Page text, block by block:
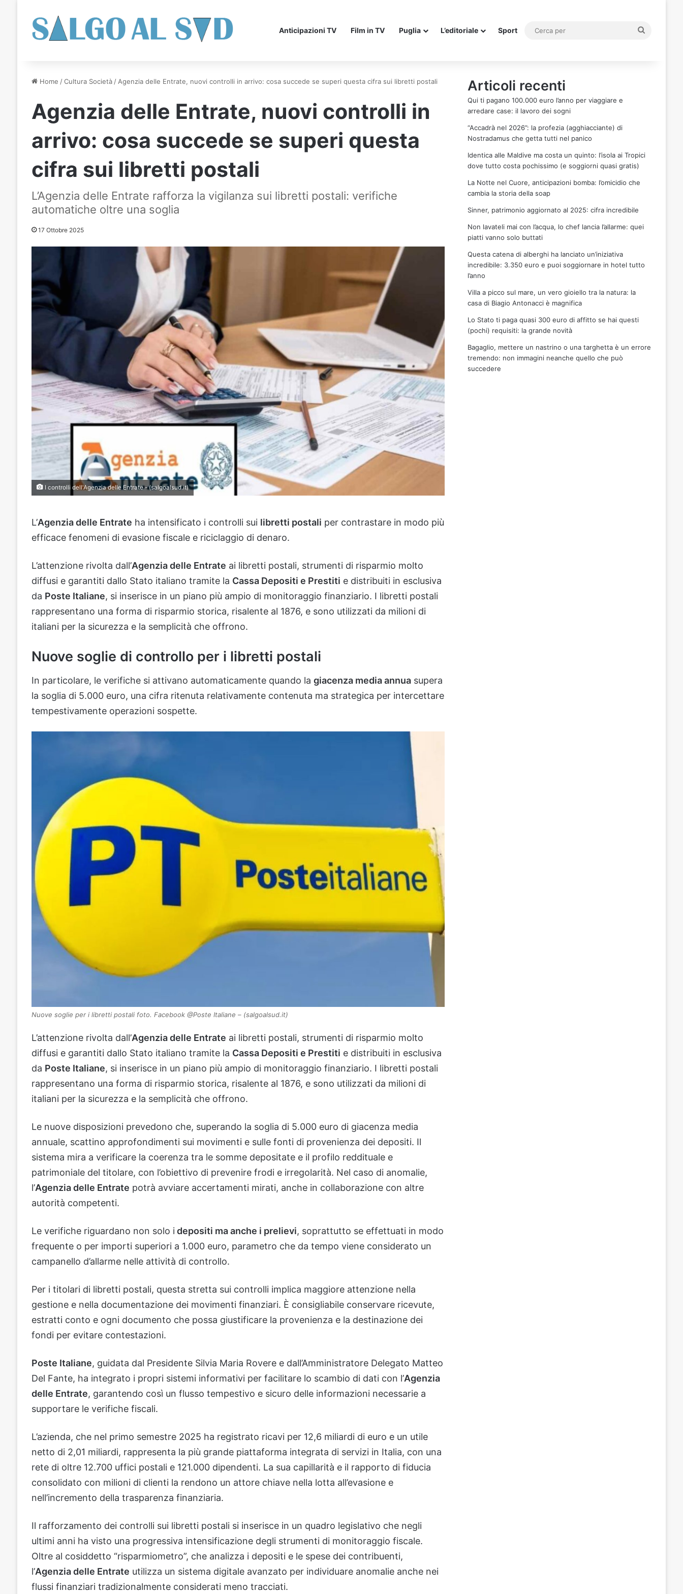
Anticipazioni TV Film in TV Puglia L’editoriale Sport
Cerca
Home /Cultura Società / Agenzia delle Entrate, nuovi controlli in arrivo: cosa succede se superi questa cifra sui libretti postali
Agenzia delle Entrate, nuovi controlli in
arrivo: cosa succede se superi questa
cifra sui libretti postali
L’Agenzia delle Entrate rafforza la vigilanza sui libretti postali: verifiche
automatiche oltre una soglia
17 Ottobre 2025
I controlli dell'Agenzia delle Entrate - (salgoalsud.it)
L’Agenzia delle Entrate ha intensificato i controlli sui libretti postali per contrastare in modo più
efficace fenomeni di evasione fiscale e riciclaggio di denaro.
L’attenzione rivolta dall’Agenzia delle Entrate ai libretti postali, strumenti di risparmio molto
diffusi e garantiti dallo Stato italiano tramite la Cassa Depositi e Prestiti e distribuiti in esclusiva
da Poste Italiane, si inserisce in un piano più ampio di monitoraggio finanziario. I libretti postali
rappresentano una forma di risparmio storica, risalente al 1876, e sono utilizzati da milioni di
italiani per la sicurezza e la semplicità che offrono.
Nuove soglie di controllo per i libretti postali
In particolare, le verifiche si attivano automaticamente quando la giacenza media annuasupera
la soglia di 5.000 euro, una cifra ritenuta relativamente contenuta ma strategica per intercettare
tempestivamente operazioni sospette.
Nuove soglie per i libretti postali foto. Facebook @Poste Italiane – (salgoalsud.it)
L’attenzione rivolta dall’Agenzia delle Entrate ai libretti postali, strumenti di risparmio molto
diffusi e garantiti dallo Stato italiano tramite la Cassa Depositi e Prestiti e distribuiti in esclusiva
da Poste Italiane, si inserisce in un piano più ampio di monitoraggio finanziario. I libretti postali
rappresentano una forma di risparmio storica, risalente al 1876, e sono utilizzati da milioni di
italiani per la sicurezza e la semplicità che offrono.
Le nuove disposizioni prevedono che, superando la soglia di 5.000 euro di giacenza media
annuale, scattino approfondimenti sui movimenti e sulle fonti di provenienza dei depositi. Il
sistema mira a verificare la coerenza tra le somme depositate e il profilo reddituale e
patrimoniale del titolare, con l’obiettivo di prevenire frodi e irregolarità. Nel caso di anomalie,
l’Agenzia delle Entrate potrà avviare accertamenti mirati, anche in collaborazione con altre
autorità competenti.
Le verifiche riguardano non solo i depositi ma anche i prelievi, soprattutto se effettuati in modo
frequente o per importi superiori a 1.000 euro, parametro che da tempo viene considerato un
campanello d’allarme nelle attività di controllo.
Per i titolari di libretti postali, questa stretta sui controlli implica maggiore attenzione nella
gestione e nella documentazione dei movimenti finanziari. È consigliabile conservare ricevute,
estratti conto e ogni documento che possa giustificare la provenienza e la destinazione dei
fondi per evitare contestazioni.
Poste Italiane, guidata dal Presidente Silvia Maria Rovere e dall’Amministratore Delegato Matteo
Del Fante, ha integrato i propri sistemi informativi per facilitare lo scambio di dati con l’Agenzia
delle Entrate, garantendo così un flusso tempestivo e sicuro delle informazioni necessarie a
supportare le verifiche fiscali.
L’azienda, che nel primo semestre 2025 ha registrato ricavi per 12,6 miliardi di euro e un utile
netto di 2,01 miliardi, rappresenta la più grande piattaforma integrata di servizi in Italia, con una
rete di oltre 12.700 uffici postali e 121.000 dipendenti. La sua capillarità e il rapporto di fiducia
consolidato con milioni di clienti la rendono un attore chiave nella lotta all’evasione e
nell’incremento della trasparenza finanziaria.
Il rafforzamento dei controlli sui libretti postali si inserisce in un quadro legislativo che negli
ultimi anni ha visto una progressiva intensificazione degli strumenti di monitoraggio fiscale.
Oltre al cosiddetto “risparmiometro”, che analizza i depositi e le spese dei contribuenti,
l’Agenzia delle Entrate utilizza un sistema digitale avanzato per individuare anomalie anche nei
flussi finanziari tradizionalmente considerati meno tracciati.
Articoli recenti
Qui ti pagano 100.000 euro l’anno per viaggiare e
arredare case: il lavoro dei sogni
“Accadrà nel 2026”: la profezia (agghiacciante) di
Nostradamus che getta tutti nel panico
Identica alle Maldive ma costa un quinto: l’isola ai Tropici
dove tutto costa pochissimo (e soggiorni quasi gratis)
La Notte nel Cuore, anticipazioni bomba: l’omicidio che
cambia la storia della soap
Sinner, patrimonio aggiornato al 2025: cifra incredibile
Non lavateli mai con l’acqua, lo chef lancia l’allarme: quei
piatti vanno solo buttati
Questa catena di alberghi ha lanciato un’iniziativa
incredibile: 3.350 euro e puoi soggiornare in hotel tutto
l’anno
Villa a picco sul mare, un vero gioiello tra la natura: la
casa di Biagio Antonacci è magnifica
Lo Stato ti paga quasi 300 euro di affitto se hai questi
(pochi) requisiti: la grande novità
Bagaglio, mettere un nastrino o una targhetta è un errore
tremendo: non immagini neanche quello che può
succedere